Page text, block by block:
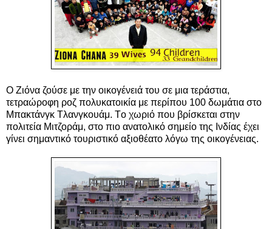
O Ζιόνα ζούσε με την οικογένειά του σε μια τεράστια,
τετραώροφη ροζ πολυκατοικία με περίπου 100 δωμάτια στο
Μπακτάνγκ Τλανγκουάμ. Tο χωριό που βρίσκεται στην
πολιτεία Μιτζοράμ, στο πιο ανατολικό σημείο της Ινδίας έχει
γίνει σημαντικό τουριστικό αξιοθέατο λόγω της οικογένειας.